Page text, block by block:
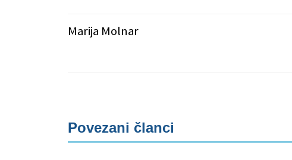
Marija Molnar
Povezani članci